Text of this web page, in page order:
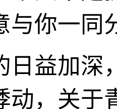
与你一同
日益加深
动，关于